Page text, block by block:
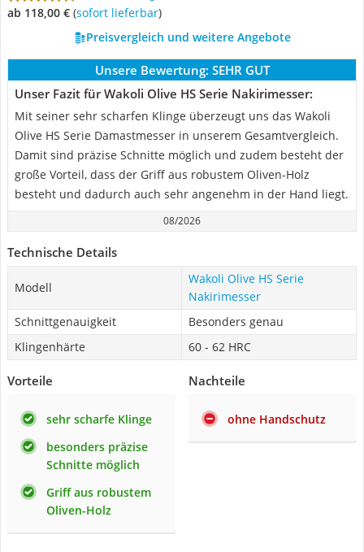
ab 118,00 € ( Sofort lieferbar)
Preisvergleich und weitere Angebote
Unsere Bewertung: SEHR GUT
Unser Fazit für Wakoli Olive HS Serie Nakirimesser:
Mit seiner sehr scharfen Klinge überzeugt uns das Wakoli
Olive HS Serie Damastmesser in unserem Gesamtvergleich.
Damit sind präzise Schnitte möglich und zudem besteht der
große Vorteil, dass der Griff aus robustem Oliven-Holz
besteht und dadurch auch sehr angenehm in der Hand liegt.
08/2026
Technische Details
Modell
Wakoli Olive HS Serie
Nakirimesser
Schnittgenauigkeit
Besonders genau
Klingenhärte
60 - 62 HRC
Vorteile
sehr scharfe Klinge
besonders präzise
Schnitte möglich
Griff aus robustem
Oliven-Holz
Nachteile
ohne Handschutz